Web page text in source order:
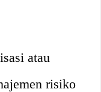
atau
risiko